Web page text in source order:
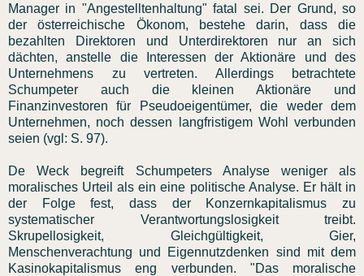
Manager in "Angestelltenhaltung" fatal sei. Der Grund, so
der österreichische Ökonom, bestehe darin, dass die
bezahlten Direktoren und Unterdirektoren nur an sich
dächten, anstelle die Interessen der Aktionäre und des
Unternehmens zu vertreten. Allerdings betrachtete
Schumpeter auch die kleinen Aktionäre und
Finanzinvestoren für Pseudoeigentümer, die weder dem
Unternehmen, noch dessen langfristigem Wohl verbunden
seien (vgl: S. 97).
De Weck begreift Schumpeters Analyse weniger als
moralisches Urteil als ein eine politische Analyse. Er hält in
der Folge fest, dass der Konzernkapitalismus zu
systematischer Verantwortungslosigkeit treibt.
Skrupellosigkeit, Gleichgültigkeit, Gier,
Menschenverachtung und Eigennutzdenken sind mit dem
Kasinokapitalismus eng verbunden. "Das moralische